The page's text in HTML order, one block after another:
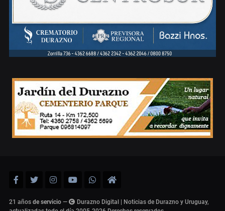
21 años de servicio —
Durazno Digital | Noticias de Durazno y Uruguay,